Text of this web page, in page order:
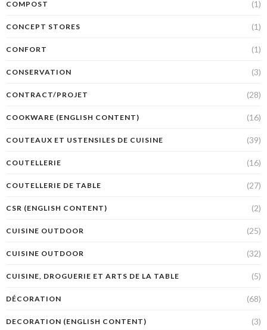
COMPOST (1)
CONCEPT STORES (1)
CONFORT (1)
CONSERVATION (3)
CONTRACT/PROJET (28)
COOKWARE (ENGLISH CONTENT) (16)
COUTEAUX ET USTENSILES DE CUISINE (39)
COUTELLERIE (16)
COUTELLERIE DE TABLE (27)
CSR (ENGLISH CONTENT) (2)
CUISINE OUTDOOR (25)
CUISINE OUTDOOR (32)
CUISINE, DROGUERIE ET ARTS DE LA TABLE (5)
DÉCORATION (68)
DECORATION (ENGLISH CONTENT) (3)